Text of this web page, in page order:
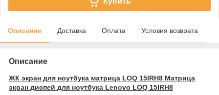
Описание Доставка Оплата Условия возврата
Описание
ЖК экран для ноутбука матрица LOQ 15IRH8 Матрица
экран диспей для ноутбука Lenovo LOQ 15IRH8